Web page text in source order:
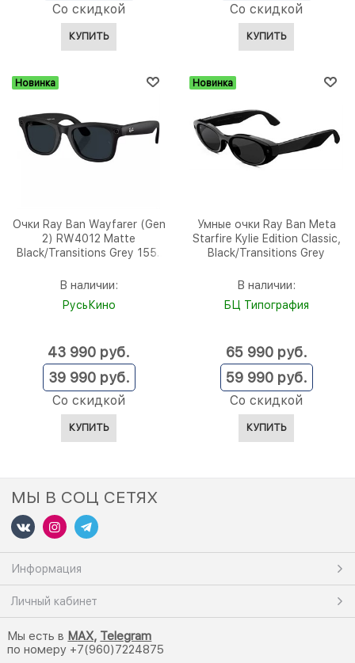
Со скидкой
КУПИТЬ
Со скидкой
КУПИТЬ
Новинка
Очки Ray Ban Wayfarer (Gen
2) RW4012 Matte
Black/Transitions Grey 155-
В наличии:
РусьКино
39 990 руб.
Со скидкой
43 990 руб.
КУПИТЬ
Новинка
Умные очки Ray Ban Meta
Starfire Kylie Edition Classic,
Black/Transitions Grey
В наличии:
БЦ Типография
59 990 руб.
Со скидкой
65 990 руб.
КУПИТЬ
МЫ В СОЦ СЕТЯХ
Информация
Личный кабинет
Мы есть в MAX, Telegram
по номеру +7(960)7224875